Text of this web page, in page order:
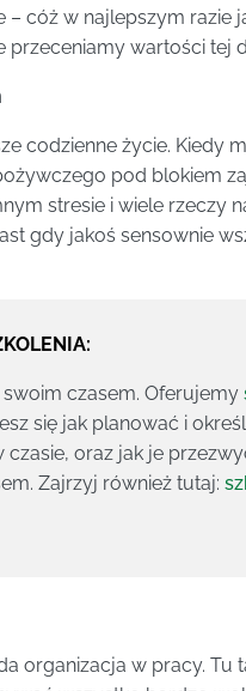
– cóż w najlepszym
przeceniamy wartości tej
codzienne życie. Kiedy
pod blokiem
stresie i wiele rzeczy
gdy jakoś sensownie
czasem. Oferujemy
się jak planować i
czasie, oraz jak je
Zajrzyj również tutaj:
organizacja w pracy. Tu